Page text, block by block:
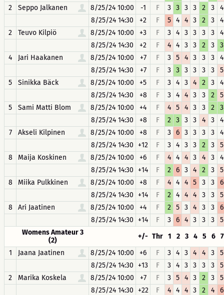
2
Seppo Jalkanen 8/25/24 10:00 -1 F 3 3 3 3 2 3
4
8/25/24 14:30
+2 F 5 4 4 3 2 3
4
2
Teuvo Kilpiö 8/25/24 10:00 +3 F 3 4 3 3 3 3
4
8/25/24 14:30
+2 F 4 4 3 3 2 3
3
4
Jari Haakanen 8/25/24 10:00 +7 F 3 5 4 3 3 3
4
8/25/24 14:30
+7 F 3 3 3 3 3 3
5
5
Sinikka Bäck 8/25/24 10:00 +5 F 3 4 3 4 2 3
4
8/25/24 14:30
+8 F 3 4 4 3 3 2
5
5
Sami Matti Blom 8/25/24 10:00 +4 F 4 5 4 3 3 2
3
8/25/24 14:30
+8 F 2 3 3 3 4 3
4
7
Akseli Kilpinen 8/25/24 10:00 +8 F 3 6 3 3 3 3
4
8/25/24 14:30 +12 F 3 4 3 3 2 3
5
8
Maija Koskinen 8/25/24 10:00 +6 F 4 4 4 3 4 3
4
8/25/24 14:30 +14 F 2 6 3 4 2 3
5
8
Miika Pulkkinen 8/25/24 10:00 +8 F 4 4 4 5 3 3
6
8/25/24 14:30 +14 F 2 4 4 4 3 3
5
8
Ari Jaatinen 8/25/24 10:00 +4 F 2 5 3 4 3 3
6
8/25/24 14:30 +14 F 3 6 4 3 3 3
5
Womens Amateur 3
(2)
+/- Thr 1 2 3 4 5 6 7
1
Jaana Jaatinen 8/25/24 10:00 +6 F 3 4 3 4 4 3
5
8/25/24 14:30 +13 F 3 4 3 3 3 3
5
2
Marika Koskela 8/25/24 10:00 +7 F 3 5 4 3 2 3
5
8/25/24 14:30 +22 F 4 4 4 3 2 4 6